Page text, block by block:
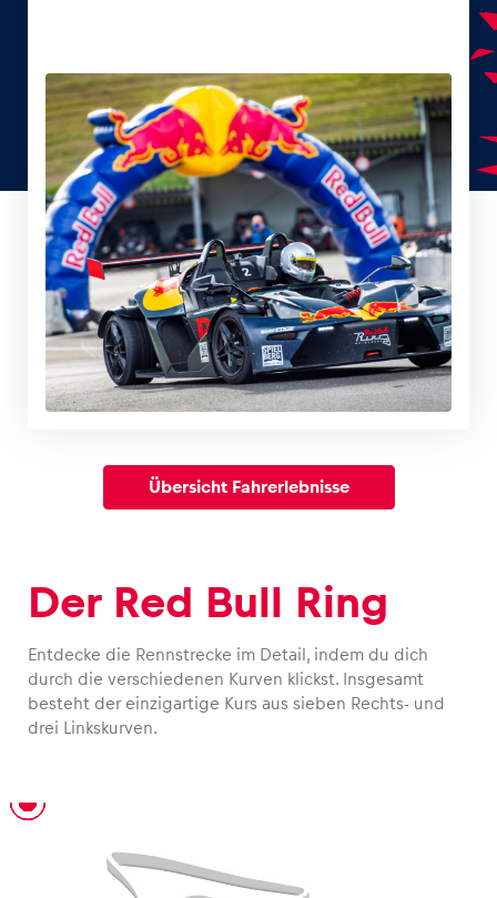
Übersicht Fahrerlebnisse
Der Red Bull Ring
Entdecke die Rennstrecke im Detail, indem du dich
durch die verschiedenen Kurven klickst. Insgesamt
besteht der einzigartige Kurs aus sieben Rechts- und
drei Linkskurven.
T1 – Niki Lauda Kurve
T2 – Münzer Kurve
T3
T4 – Rauch Kurve
T5
T6
T7 – Graz Kurve
T8
T9 – Jochen Rindt Kurve
T10